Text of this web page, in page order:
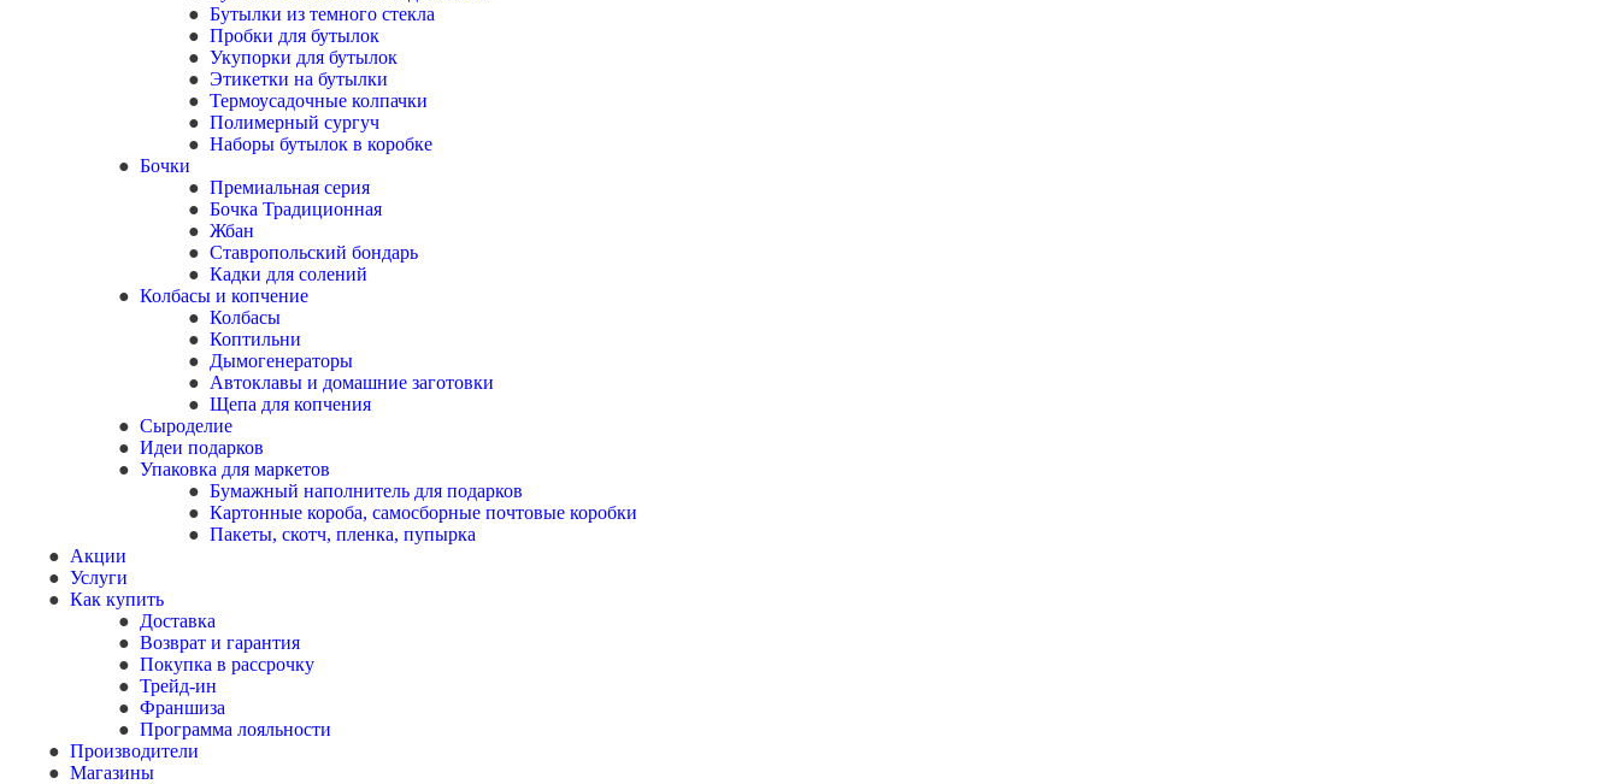
Бутылки из темного стекла
Пробки для бутылок
Укупорки для бутылок
Этикетки на бутылки
Термоусадочные колпачки
Полимерный сургуч
Наборы бутылок в коробке
Бочки
Премиальная серия
Бочка Традиционная
Жбан
Ставропольский бондарь
Кадки для солений
Колбасы и копчение
Колбасы
Коптильни
Дымогенераторы
Автоклавы и домашние заготовки
Щепа для копчения
Сыроделие
Идеи подарков
Упаковка для маркетов
Бумажный наполнитель для подарков
Картонные короба, самосборные почтовые коробки
Пакеты, скотч, пленка, пупырка
Акции
Услуги
Как купить
Доставка
Возврат и гарантия
Покупка в рассрочку
Трейд-ин
Франшиза
Программа лояльности
Производители
Магазины